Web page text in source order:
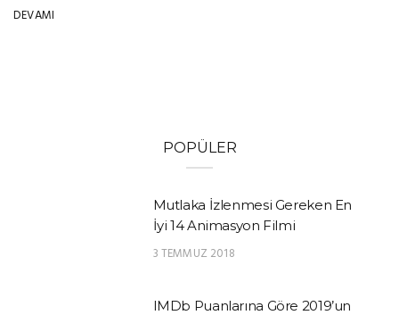
DEVAMI
POPÜLER
Mutlaka İzlenmesi Gereken En
İyi 14 Animasyon Filmi
3 TEMMUZ 2018
IMDb Puanlarına Göre 2019’un